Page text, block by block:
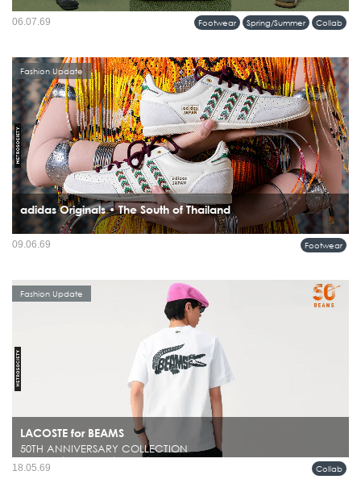
เปิดตัวความร่วมมือครั้งแรกบนรันเวย์ sacai Men’s Spring & Summer 2027
Collection กับคอลเลคชั่นที่นำรองเท้าระดับไอคอนของ BIRKENSTOCK มารื้อสร้าง
Footwear Spring/Summer Collab
06.07.69
adidas Originals • The South of Thailand
ภาคใต้ของประเทศไทยกำลังกลายเป็นแรงบันดาลใจบทใหม่ในโลกแฟชั่น เมื่อ adidas
Fashion Update
Footwear
09.06.69
LACOSTE for BEAMS
50TH ANNIVERSARY COLLECTION
ในโลกแฟชั่นผู้ชาย มีไม่กี่แบรนด์ที่สามารถรักษาคาแรกเตอร์ของตัวเองไว้ได้ชัดเจน
Fashion Update
Collab
18.05.69